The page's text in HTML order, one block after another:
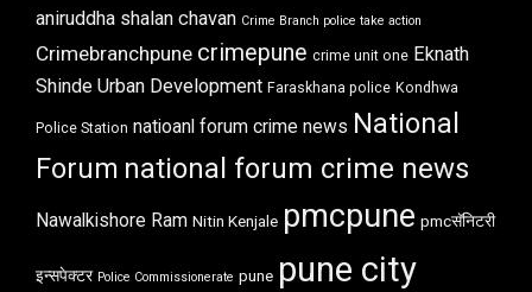
aniruddha shalan chavan Crime Branch police take action
Crimebranchpune crimepune crime unit one Eknath
Shinde Urban Development Faraskhana police Kondhwa
Police Station natioanl forum crime news National
Forum national forum crime news
Nawalkishore Ram Nitin Kenjale pmcpune pmcसॅनिटरी
इन्सपेक्टर Police Commissionerate pune pune city